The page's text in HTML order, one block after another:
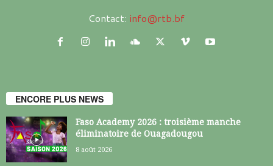
Contact: info@rtb.bf
ENCORE PLUS NEWS
Faso Academy 2026 : troisième manche
éliminatoire de Ouagadougou
8 août 2026